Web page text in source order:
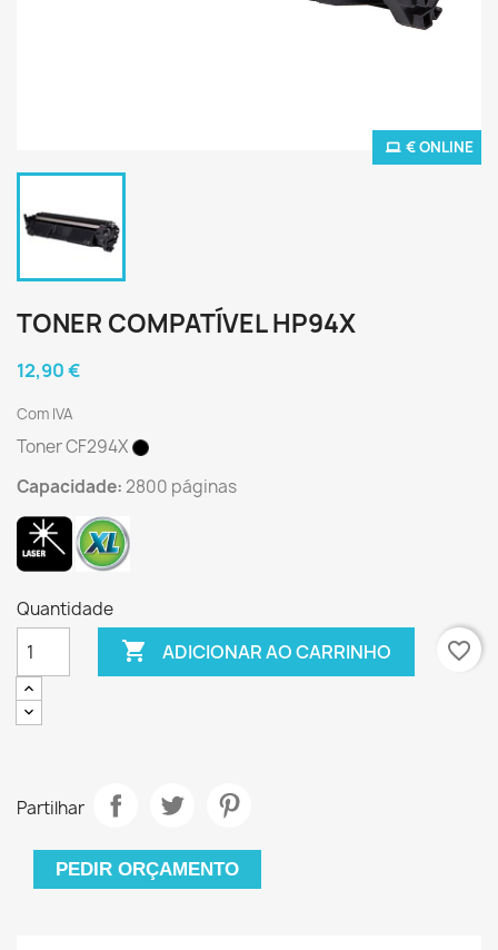
€ ONLINE
TONER COMPATÍVEL HP94X
12,90 €
Com IVA
Toner CF294X
Capacidade:2800 páginas
Quantidade
 ADICIONAR AO CARRINHO favorite_border
Partilhar
PEDIR ORÇAMENTO